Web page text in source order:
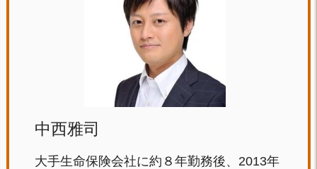
中西雅司
大手生命保険会社に約８年勤務後、2013年